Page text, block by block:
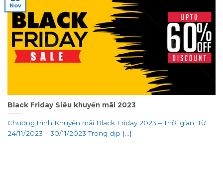
Black Friday Siêu khuyến mãi 2023
Chương trình Khuyến mãi Black Friday 2023 – Thời gian: Từ
24/11/2023 – 30/11/2023 Trong dịp [...]
Nov